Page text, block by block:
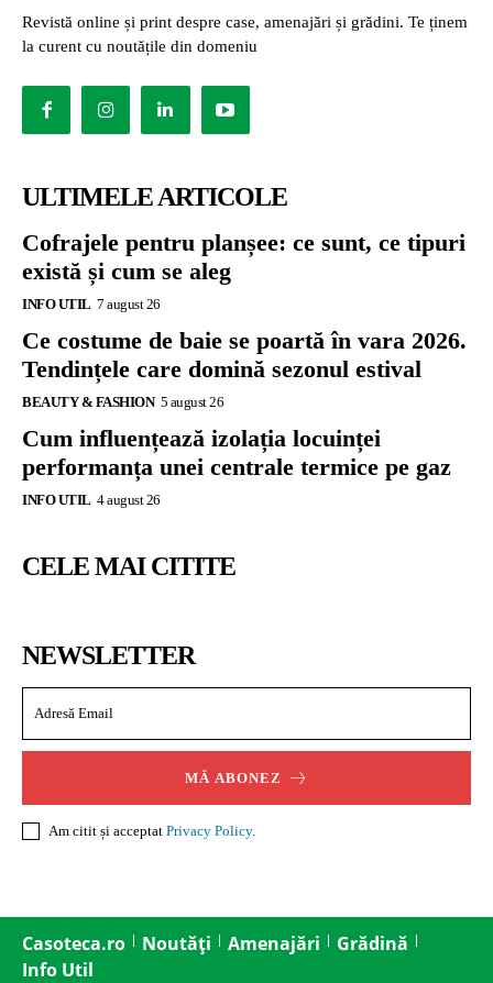
Revistă online și print despre case, amenajări și grădini. Te ținem
la curent cu noutățile din domeniu
ULTIMELE ARTICOLE
Cofrajele pentru planșee: ce sunt, ce tipuri
există și cum se aleg
INFO UTIL 7 august 26
Ce costume de baie se poartă în vara 2026.
Tendințele care domină sezonul estival
BEAUTY & FASHION 5 august 26
Cum influențează izolația locuinței
performanța unei centrale termice pe gaz
INFO UTIL 4 august 26
CELE MAI CITITE
NEWSLETTER
MĂ ABONEZ
Am citit și acceptat Privacy Policy.
Casoteca.ro Noutăți Amenajări
Grădină
Info Util